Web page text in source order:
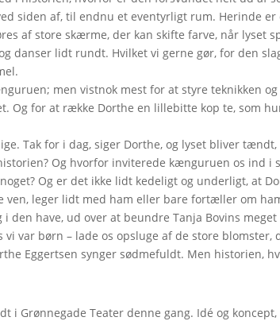
siden af, til endnu et eventyrligt rum. Herinde
af store skærme, der kan skifte farve, når lyset
danser lidt rundt. Hvilket vi gerne gør, for den
men vistnok mest for at styre teknikken
Og for at række Dorthe en lillebitte kop te, som
Tak for i dag, siger Dorthe, og lyset bliver tændt,
Og hvorfor inviterede kænguruen os ind i
Og er det ikke lidt kedeligt og underligt, at
ven, leger lidt med ham eller bare fortæller om
i den have, ud over at beundre Tanja Bovins
vi var børn – lade os opsluge af de store
Eggertsen synger sødmefuldt. Men historien,
i Grønnegade Teater denne gang. Idé og